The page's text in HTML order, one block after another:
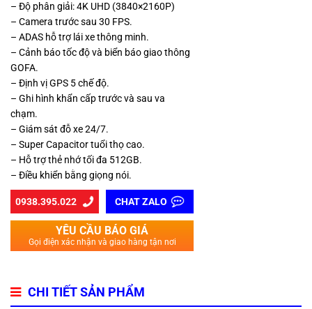
– Độ phân giải: 4K UHD (3840×2160P)
– Camera trước sau 30 FPS.
– ADAS hỗ trợ lái xe thông minh.
– Cảnh báo tốc độ và biển báo giao thông
GOFA.
– Định vị GPS 5 chế độ.
– Ghi hình khẩn cấp trước và sau va
chạm.
– Giám sát đỗ xe 24/7.
– Super Capacitor tuổi thọ cao.
– Hỗ trợ thẻ nhớ tối đa 512GB.
– Điều khiển bằng giọng nói.
0938.395.022 CHAT ZALO
YÊU CẦU BÁO GIÁ
Gọi điện xác nhận và giao hàng tận nơi
CHI TIẾT SẢN PHẨM